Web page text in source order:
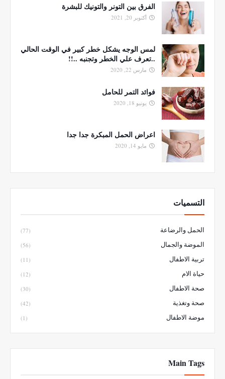
الفرق بين التونر والتونيك للبشرة
أكتوبر 20, 2021
لمس الوجه يشكل خطر كبير في الوقت الحالي
..تعرف علي الخطر وتجنبه ..!!
مارس 22, 2020
فوائد التمر للحامل
يونيو 18, 2020
اعراض الحمل المبكرة جدا جدا
مايو 14, 2020
التسميات
الحمل والرضاعة (77)
الموضة والجمال (56)
تربية الاطفال (11)
حياة الام (12)
صحة الاطفال (30)
صحة وتغذية (42)
موضة الاطفال (1)
Main Tags